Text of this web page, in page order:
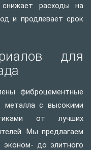
расходы на
и продлевает срок
для
фиброцементные
металла с высокими
от лучших
Мы предлагаем
эконом- до элитного